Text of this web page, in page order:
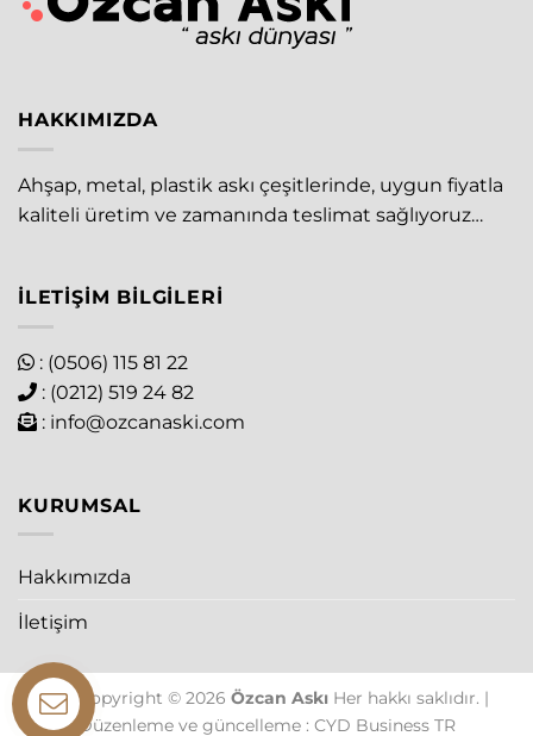
HAKKIMIZDA
Ahşap, metal, plastik askı çeşitlerinde, uygun fiyatla
kaliteli üretim ve zamanında teslimat sağlıyoruz…
İLETIŞIM BILGILERI
: (0506) 115 81 22
: (0212) 519 24 82
: info@ozcanaski.com
KURUMSAL
Hakkımızda
İletişim
The Copyright © 2026 Özcan Askı Her hakkı saklıdır. |
Düzenleme ve güncelleme : CYD Business TR